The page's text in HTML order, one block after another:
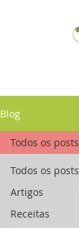
Blog
Todos os posts
Artigos
Receitas
Todos os posts